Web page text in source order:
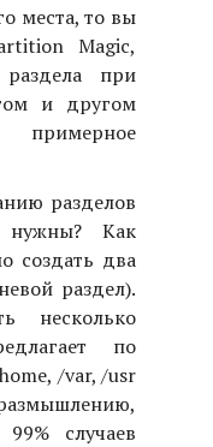
места, то вы
Magic,
при
и другом
разделов
Как
создать два
раздел).
несколько
по
/var, /usr
случаев